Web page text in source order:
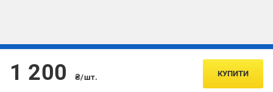
1 200 ₴/шт. КУПИТИ
Підписуйтесь, щоб дізнаватись першим про акції та пропозиції
ПІДПИСАТИСЯ